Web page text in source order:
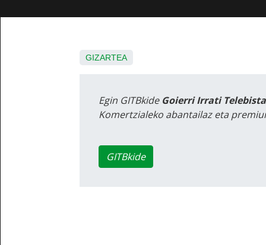
GIZARTEA
Egin GITBkide Goierri Irrati
Komertzialeko abantailaz eta
GITBkide